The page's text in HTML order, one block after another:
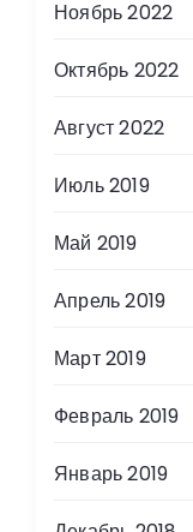
м
Ноябрь 2022
Октябрь 2022
Август 2022
Июль 2019
Май 2019
Апрель 2019
Март 2019
Февраль 2019
Январь 2019